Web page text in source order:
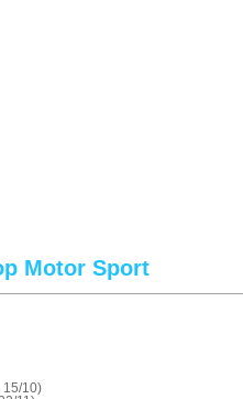
Motor Sport
15/10)